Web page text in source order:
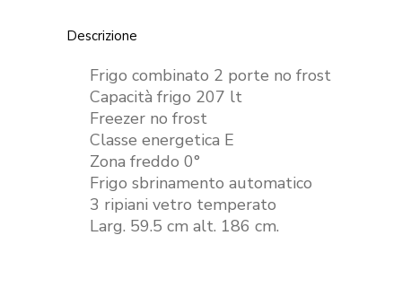
Descrizione
Frigo combinato 2 porte no frost
Capacità frigo 207 lt
Freezer no frost
Classe energetica E
Zona freddo 0°
Frigo sbrinamento automatico
3 ripiani vetro temperato
Larg. 59.5 cm alt. 186 cm.